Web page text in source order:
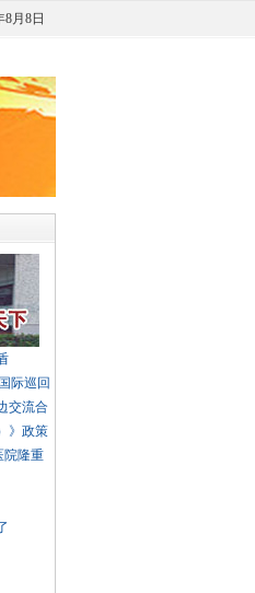
8月8日
际巡回
交流合
》政策
院隆重